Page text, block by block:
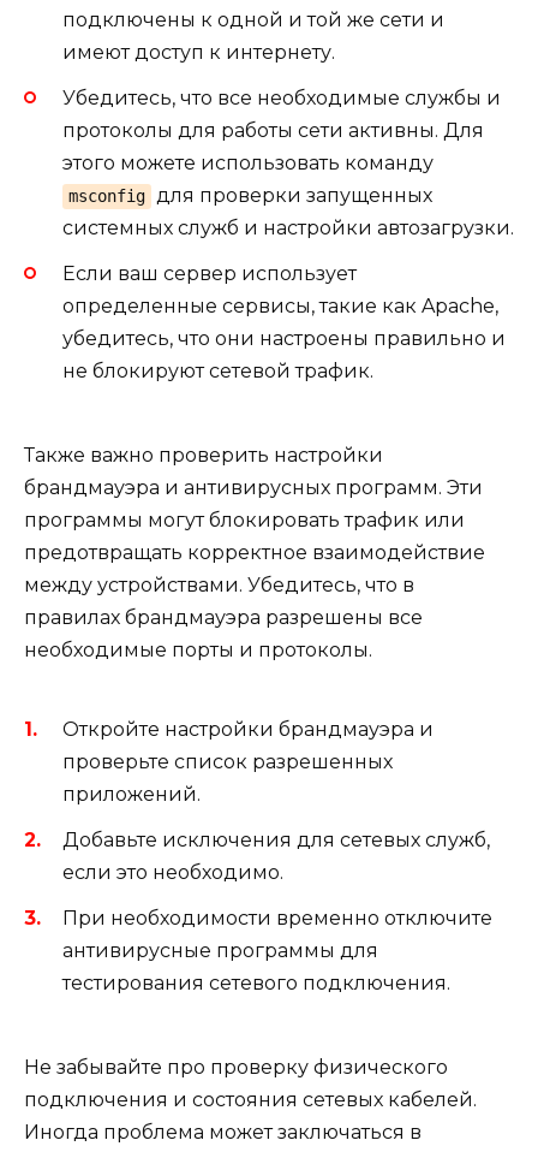
подключены к одной и той же сети и
имеют доступ к интернету.
Убедитесь, что все необходимые службы и
протоколы для работы сети активны. Для
этого можете использовать команду
msconfig для проверки запущенных
системных служб и настройки автозагрузки.
Если ваш сервер использует
определенные сервисы, такие как Apache,
убедитесь, что они настроены правильно и
не блокируют сетевой трафик.
Также важно проверить настройки
брандмауэра и антивирусных программ. Эти
программы могут блокировать трафик или
предотвращать корректное взаимодействие
между устройствами. Убедитесь, что в
правилах брандмауэра разрешены все
необходимые порты и протоколы.
Откройте настройки брандмауэра и
проверьте список разрешенных
приложений.
Добавьте исключения для сетевых служб,
если это необходимо.
При необходимости временно отключите
антивирусные программы для
тестирования сетевого подключения.
Не забывайте про проверку физического
подключения и состояния сетевых кабелей.
Иногда проблема может заключаться в